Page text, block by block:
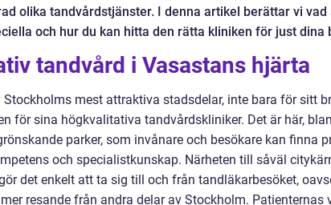
olika tandvårdstjänster. I denna artikel berättar vi vad
och hur du kan hitta den rätta kliniken för just dina
tandvård i Vasastans hjärta
Stockholms mest attraktiva stadsdelar, inte bara för sitt
för sina högkvalitativa tandvårdskliniker. Det är här,
parker, som invånare och besökare kan finna
och specialistkunskap. Närheten till såväl
det enkelt att ta sig till och från tandläkarbesöket,
resande från andra delar av Stockholm.